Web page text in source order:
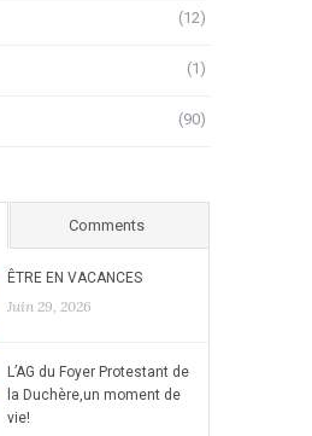
(12)
(1)
(90)
Comments
ÊTRE EN VACANCES
Juin 29, 2026
L’AG du Foyer Protestant de
la Duchère,un moment de
vie!